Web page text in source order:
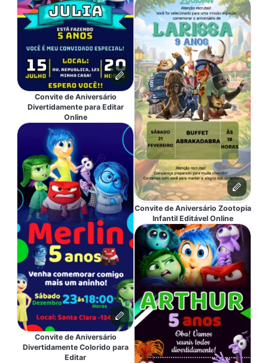
Convite de Aniversário
Divertidamente para Editar
Online
Convite de Aniversário
Divertidamente Colorido para
Editar
Convite de Aniversário Zootopia
Infantil Editável Online